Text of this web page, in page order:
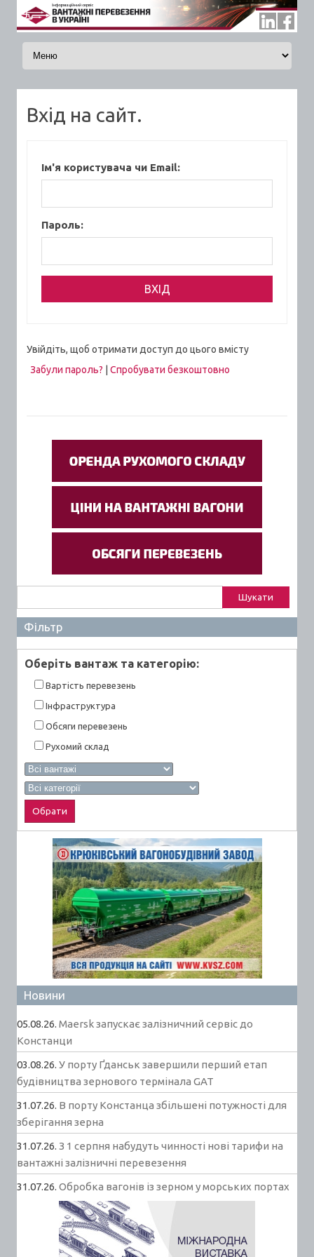
Skip to content
Вхід на сайт.
Ім'я користувача чи Email:
Пароль:
Увійдіть, щоб отримати доступ до цього вмісту
Забули пароль?
Спробувати безкоштовно
Фільтр
Оберiть вантаж та категорiю:
Вартiсть перевезень
Інфраструктура
Обсяги перевезень
Рухомий склад
Новини
05.08.26. Maersk запускає залізничний сервіс до
Констанци
03.08.26. У порту Ґданськ завершили перший етап
будівництва зернового термінала GAT
31.07.26. В порту Констанца збільшені потужності для
зберігання зерна
31.07.26. З 1 серпня набудуть чинності нові тарифи на
вантажні залізничні перевезення
31.07.26. Обробка вагонів із зерном у морських портах